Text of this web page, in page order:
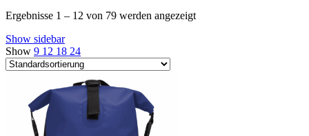
Ergebnisse 1 – 12 von 79 werden angezeigt
Show sidebar
Show 9 12 18 24